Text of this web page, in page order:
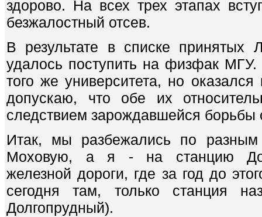
здорово. На всех трех этапах
безжалостный отсев.
В результате в списке
удалось поступить на физфак
того же университета, но
допускаю, что обе их
следствием зарождавшейся борьбы
Итак, мы разбежались по
Моховую, а я - на станцию
железной дороги, где за год до
сегодня там, только станция
Долгопрудный).